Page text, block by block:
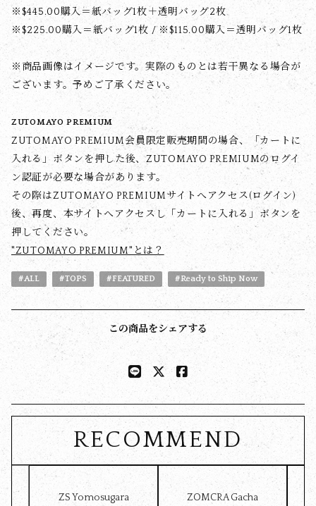
※$‌445.00購入＝紙バッグ1枚＋透明バッグ2枚
※$‌225.00購入＝紙バッグ1枚 / ※$‌115.00購入＝透明バッグ1枚
※商品画像はイメージです。実際のものとは若干異なる場合が
ございます。予めご了承ください。
ZUTOMAYO PREMIUM
ZUTOMAYO PREMIUM会員限定販売期間の場合、「カートに
入れる」ボタンを押した後、ZUTOMAYO PREMIUMのログイ
ン認証が必要な場合があります。
その際はZUTOMAYO PREMIUMサイトへアクセス(ログイン)
後、再度、本サイトへアクセスし「カートに入れる」ボタンを
押してください。
"ZUTOMAYO PREMIUM"とは？
#ALL #TOPS #FEATURED #Ready to Ship Now
この商品をシェアする
RECOMMEND
ZS Yomosugara
ZOMCRA Gacha